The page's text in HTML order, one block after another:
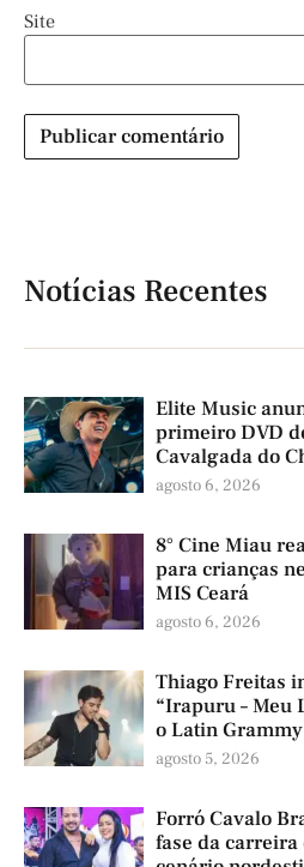
Site
Notícias Recentes
Elite Music
primeiro DVD
Cavalgada do
agosto 6, 2026
8° Cine Miau
para crianças
MIS Ceará
agosto 6, 2026
Thiago Freitas
“Irapuru – Meu
o Latin
agosto 5, 2026
Forró Cavalo
fase da